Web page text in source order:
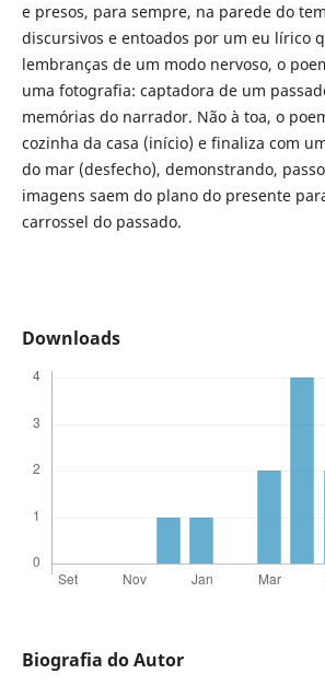
e presos, para sempre, na parede do
discursivos e entoados por um eu lírico
lembranças de um modo nervoso, o
uma fotografia: captadora de um
memórias do narrador. Não à toa, o
cozinha da casa (início) e finaliza com
do mar (desfecho), demonstrando,
imagens saem do plano do presente
carrossel do passado.
Downloads
Biografia do Autor